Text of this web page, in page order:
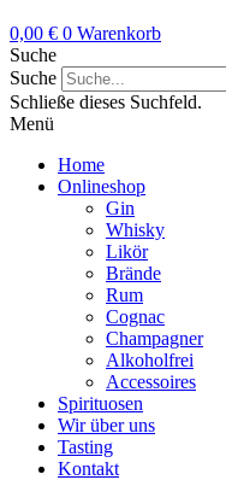
0,00 € 0 Warenkorb
Suche
Suche
Schließe dieses Suchfeld.
Menü
Home
Onlineshop
Gin
Whisky
Likör
Brände
Rum
Cognac
Champagner
Alkoholfrei
Accessoires
Spirituosen
Wir über uns
Tasting
Kontakt